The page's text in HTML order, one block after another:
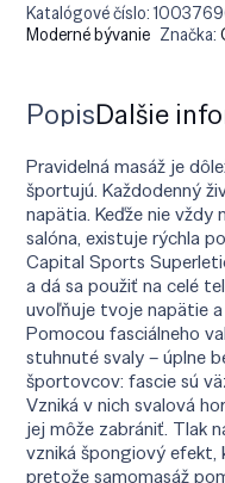
Katalógové číslo:
Moderné bývanie Značka:
PopisĎalšie
Pravidelná masáž je
športujú. Každodenný
napätia. Keďže nie vždy
salóna, existuje rýchla
Capital Sports
a dá sa použiť na celé
uvoľňuje tvoje napätie
Pomocou fasciálneho
stuhnuté svaly – úplne
športovcov: fascie sú
Vzniká v nich svalová
jej môže zabrániť. Tlak
vzniká špongiový
pretože samomasáž